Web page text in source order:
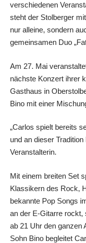
verschiedenen
steht der Stolberger
nur alleine, sondern
gemeinsamen Duo
Am 27. Mai
nächste Konzert ihrer
Gasthaus in
Bino mit einer
„Carlos spielt bereits
und an dieser
Veranstalterin.
Mit einem breiten Set
Klassikern des Rock,
bekannte Pop Songs
an der E-Gitarre rockt,
ab 21 Uhr den ganzen
Sohn Bino begleitet